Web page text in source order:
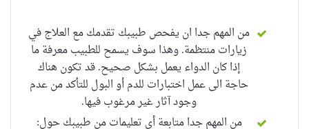
من المهم جدا ان يفحص طبيبك تقدمك مع العلاج في
زيارات منتظمة. وهذا سوف يسمح للطبيب معرفة ما
إذا كان الدواء يعمل بشكل صحيح. قد تكون هناك
حاجة الى عمل اختبارات للدم أو البول للتأكد من عدم
وجود آثار غير مرغوب فيها.
من المهم جدا متابعة أي تعليمات من طبيبك حول: